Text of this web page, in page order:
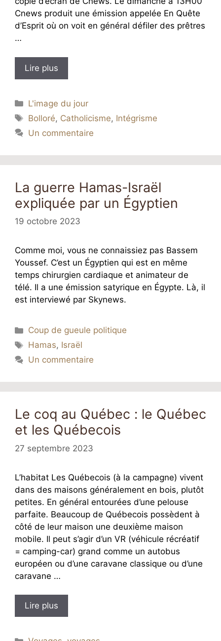
Cnews produit une émission appelée En Quête
d’Esprit où on voit en général défiler des prêtres
…
Lire plus
Catégories
L'image du jour
Étiquettes
Bolloré, Catholicisme, Intégrisme
Un commentaire
La guerre Hamas-Israël
expliquée par un Égyptien
19 octobre 2023
Comme moi, vous ne connaissiez pas Bassem
Youssef. C’est un Égyptien qui est en même
temps chirurgien cardiaque et animateur de
télé. Il a une émission satyrique en Égypte. Là, il
est interviewé par Skynews.
Catégories
Coup de gueule politique
Étiquettes
Hamas, Israël
Un commentaire
Le coq au Québec : le Québec
et les Québecois
27 septembre 2023
L’habitat Les Québecois (à la campagne) vivent
dans des maisons généralement en bois, plutôt
petites. En général entourées d’une pelouse
parfaite. Beaucoup de Québecois possèdent à
côté de leur maison une deuxième maison
mobile. Il peut s’agir d’un VR (véhicule récréatif
= camping-car) grand comme un autobus
européen ou d’une caravane classique ou d’une
caravane …
Lire plus